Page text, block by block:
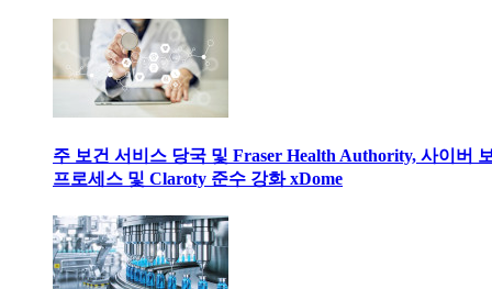
주 보건 서비스 당국 및 Fraser Health Authority, 사이버
프로세스 및 Claroty 준수 강화 xDome